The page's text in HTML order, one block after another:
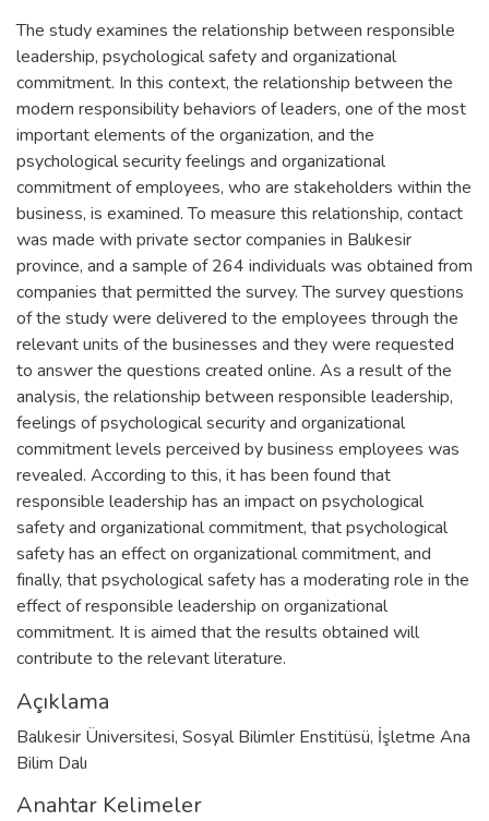
The study examines the relationship between responsible
leadership, psychological safety and organizational
commitment. In this context, the relationship between the
modern responsibility behaviors of leaders, one of the most
important elements of the organization, and the
psychological security feelings and organizational
commitment of employees, who are stakeholders within the
business, is examined. To measure this relationship, contact
was made with private sector companies in Balıkesir
province, and a sample of 264 individuals was obtained from
companies that permitted the survey. The survey questions
of the study were delivered to the employees through the
relevant units of the businesses and they were requested
to answer the questions created online. As a result of the
analysis, the relationship between responsible leadership,
feelings of psychological security and organizational
commitment levels perceived by business employees was
revealed. According to this, it has been found that
responsible leadership has an impact on psychological
safety and organizational commitment, that psychological
safety has an effect on organizational commitment, and
finally, that psychological safety has a moderating role in the
effect of responsible leadership on organizational
commitment. It is aimed that the results obtained will
contribute to the relevant literature.
Açıklama
Balıkesir Üniversitesi, Sosyal Bilimler Enstitüsü, İşletme Ana
Bilim Dalı
Anahtar Kelimeler